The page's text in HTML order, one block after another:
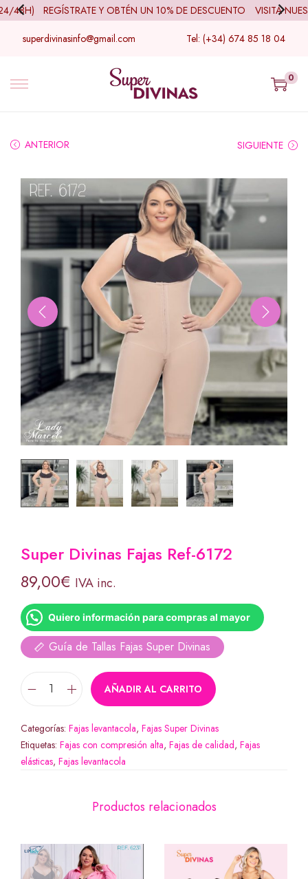
48H) REGÍSTRATE Y OBTÉN UN 10% DE DESCUENTO VISITA
superdivinasinfo@gmail.com Tel: (+34) 674 85 18 04
0
ANTERIOR SIGUIENTE
Super Divinas Fajas Ref-6172
89,00€ IVA inc.
Quiero información para compras al mayor
Guía de Tallas Fajas Super Divinas
AÑADIR AL CARRITO
Categorías: Fajas levantacola, Fajas Super Divinas
Etiquetas: Fajas con compresión alta, Fajas de calidad, Fajas
elásticas, Fajas levantacola
Productos relacionados